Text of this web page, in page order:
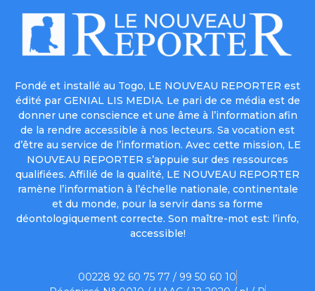
Fondé et installé au Togo, LE NOUVEAU REPORTER est
édité par GENIAL LIS MEDIA. Le pari de ce média est de
donner une conscience et une âme à l’information afin
de la rendre accessible à nos lecteurs. Sa vocation est
d’être au service de l’information. Avec cette mission, LE
NOUVEAU REPORTER s’appuie sur des ressources
qualifiées. Affilié de la qualité, LE NOUVEAU REPORTER
ramène l’information à l’échelle nationale, continentale
et du monde, pour la servir dans sa forme
déontologiquement correcte. Son maître-mot est: l’info,
accessible!
00228 92 60 75 77 / 99 50 60 10